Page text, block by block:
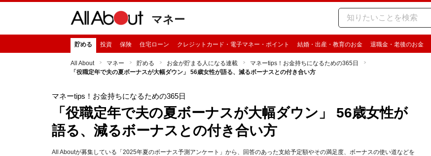
マネー
貯める 投資 保険 住宅ローン クレジットカード・電子マネー・ポイント 結婚・出産・教育のお金 退職金・老後のお金
All About マネー 貯める お金が貯まる人になる連載
マネーtips！お金持ちになるための365日
「役職定年で夫の夏ボーナスが大幅ダウン」 56歳女性が語る、減るボーナスとの付き合い方
マネーtips！お金持ちになるための365日
「役職定年で夫の夏ボーナスが大幅ダウン」 56歳女性が
語る、減るボーナスとの付き合い方
All Aboutが募集している「2025年夏のボーナス予測アンケート」から、回答のあった支給予定額やその満足度、ボーナスの使い道などを